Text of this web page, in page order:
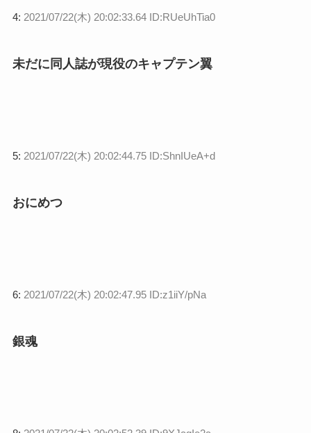
4: 2021/07/22(木) 20:02:33.64 ID:RUeUhTia0
未だに同人誌が現役のキャプテン翼
5: 2021/07/22(木) 20:02:44.75 ID:ShnIUeA+d
おにめつ
6: 2021/07/22(木) 20:02:47.95 ID:z1iiY/pNa
銀魂